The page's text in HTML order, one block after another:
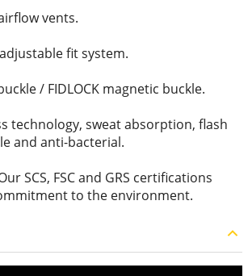
vents.
fit system.
/ FIDLOCK magnetic buckle.
technology, sweat absorption, flash
and anti-bacterial.
SCS, FSC and GRS certifications
to the environment.